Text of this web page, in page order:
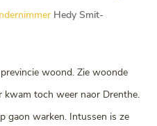
Hedy Smit-
woond. Zie woonde
kwam toch weer naor Drenthe.
gaon warken. Intussen is ze